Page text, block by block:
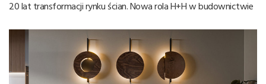
20 lat transformacji rynku ścian. Nowa rola H+H w budownictwie